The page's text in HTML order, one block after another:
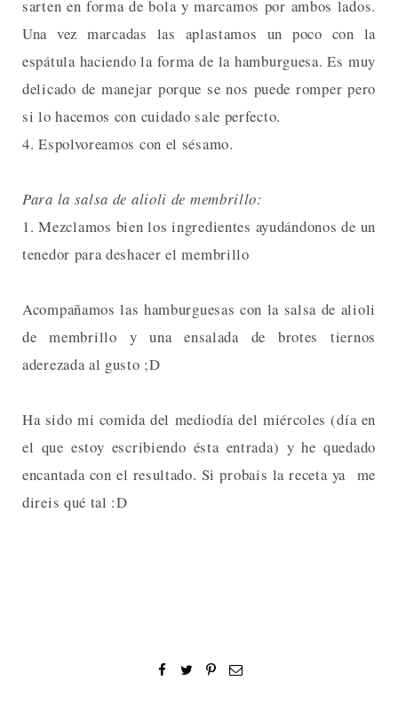
sarten en forma de bola y marcamos por ambos lados.
Una vez marcadas las aplastamos un poco con la
espátula haciendo la forma de la hamburguesa. Es muy
delicado de manejar porque se nos puede romper pero
si lo hacemos con cuidado sale perfecto.
4. Espolvoreamos con el sésamo.
Para la salsa de alioli de membrillo:
1. Mezclamos bien los ingredientes ayudándonos de un
tenedor para deshacer el membrillo
Acompañamos las hamburguesas con la salsa de alioli
de membrillo y una ensalada de brotes tiernos
aderezada al gusto ;D
Ha sido mi comida del mediodía del miércoles (día en
el que estoy escribiendo ésta entrada) y he quedado
encantada con el resultado. Si probais la receta ya me
direis qué tal :D